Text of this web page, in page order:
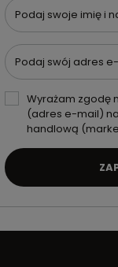
Podaj swoje imię i
Podaj swój adres
Wyrażam zgodę
(adres e-mail)
handlową